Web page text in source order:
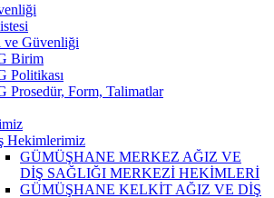
ve Güvenliği
Birim
Politikası
Prosedür, Form, Talimatlar
Hekimlerimiz
GÜMÜŞHANE MERKEZ AĞIZ VE
DİŞ SAĞLIĞI MERKEZİ HEKİMLERİ
GÜMÜŞHANE KELKİT AĞIZ VE DİŞ